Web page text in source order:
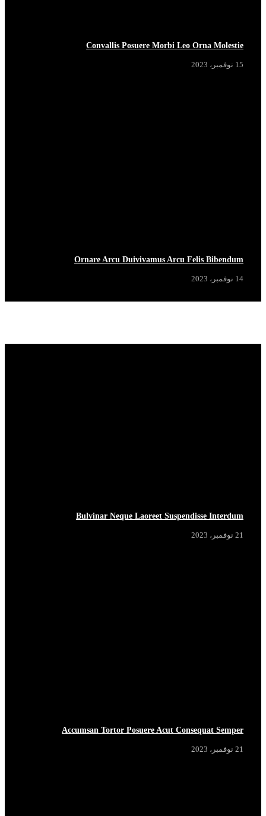
Convallis Posuere Morbi Leo Orna Molestie
15 نوفمبر، 2023
Ornare Arcu Duivivamus Arcu Felis Bibendum
14 نوفمبر، 2023
Bulvinar Neque Laoreet Suspendisse Interdum
21 نوفمبر، 2023
Accumsan Tortor Posuere Acut Consequat Semper
21 نوفمبر، 2023